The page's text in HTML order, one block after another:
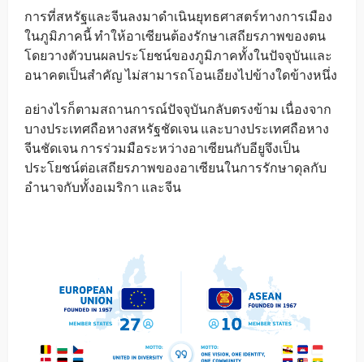
การที่สหรัฐและจีนลงมาดำเนินยุทธศาสตร์ทางการเมือง
ในภูมิภาคนี้ ทำให้อาเซียนต้องรักษาเสถียรภาพของตน
โดยวางตัวบนผลประโยชน์ของภูมิภาคทั้งในปัจจุบันและ
อนาคตเป็นสำคัญ ไม่สามารถโอนเอียงไปข้างใดข้างหนึ่ง
อย่างไรก็ตามสถานการณ์ปัจจุบันกลับตรงข้าม เนื่องจาก
บางประเทศถือหางสหรัฐชัดเจน และบางประเทศถือหาง
จีนชัดเจน การร่วมมือระหว่างอาเซียนกับอียูจึงเป็น
ประโยชน์ต่อเสถียรภาพของอาเซียนในการรักษาดุลกับ
อำนาจกับทั้งอเมริกา และจีน